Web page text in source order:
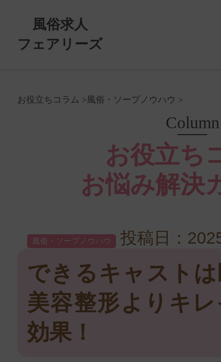
風俗求人
フェアリーズ
お役立ちコラム 風俗・ソープノウハウ
Column
お役立ち
お悩み解決
風俗・ソープノウハウ 投稿日：
できるキャスト
美容整形よりキ
効果！